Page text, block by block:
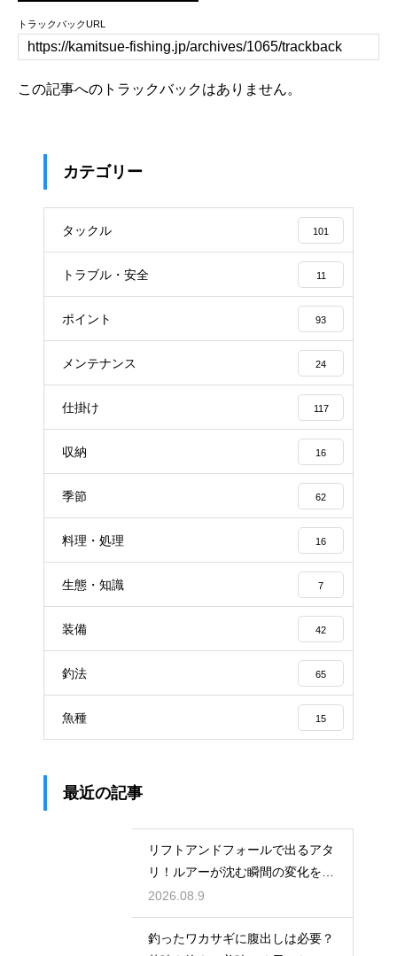
トラックバックURL
この記事へのトラックバックはありません。
カテゴリー
タックル 101
トラブル・安全 11
ポイント 93
メンテナンス 24
仕掛け 117
収納 16
季節 62
料理・処理 16
生態・知識 7
装備 42
釣法 65
魚種 15
最近の記事
リフトアンドフォールで出るアタ
リ！ルアーが沈む瞬間の変化を見
逃さない
2026.08.9
釣ったワカサギに腹出しは必要？